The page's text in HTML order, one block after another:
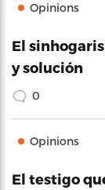
Opinions
El
y solución
0
Opinions
El testigo